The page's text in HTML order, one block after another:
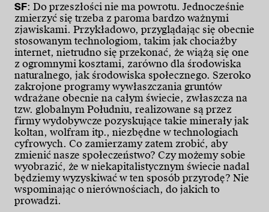
SF: Do przeszłości nie ma powrotu. Jednocześnie
zmierzyć się trzeba z paroma bardzo ważnymi
zjawiskami. Przykładowo, przyglądając się obecnie
stosowanym technologiom, takim jak chociażby
internet, nietrudno się przekonać, że wiążą się one
z ogromnymi kosztami, zarówno dla środowiska
naturalnego, jak środowiska społecznego. Szeroko
zakrojone programy wywłaszczania gruntów
wdrażane obecnie na całym świecie, zwłaszcza na
tzw. globalnym Południu, realizowane są przez
firmy wydobywcze pozyskujące takie minerały jak
koltan, wolfram itp., niezbędne w technologiach
cyfrowych. Co zamierzamy zatem zrobić, aby
zmienić nasze społeczeństwo? Czy możemy sobie
wyobrazić, że w niekapitalistycznym świecie nadal
będziemy wyzyskiwać w ten sposób przyrodę? Nie
wspominając o nierównościach, do jakich to
prowadzi.